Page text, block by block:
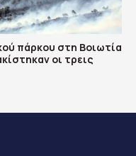
πάρκου στη Βοιωτία
οι τρεις